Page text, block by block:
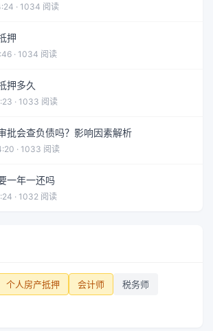
· 1034 阅读
押
· 1034 阅读
押多久
· 1033 阅读
批会查负债吗？影响因素解析
· 1033 阅读
一年一还吗
· 1032 阅读
个人房产抵押 会计师
税务师